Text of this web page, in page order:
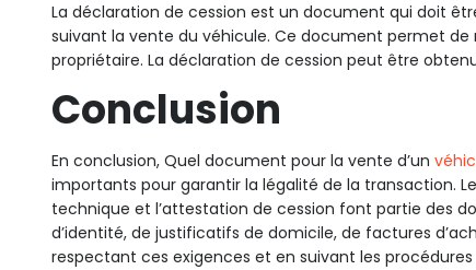
La déclaration de cession est un document qui doit
suivant la vente du véhicule. Ce document permet
propriétaire. La déclaration de cession peut être
Conclusion
En conclusion, Quel document pour la vente d’un
importants pour garantir la légalité de la transaction.
technique et l’attestation de cession font partie des
d’identité, de justificatifs de domicile, de factures
respectant ces exigences et en suivant les